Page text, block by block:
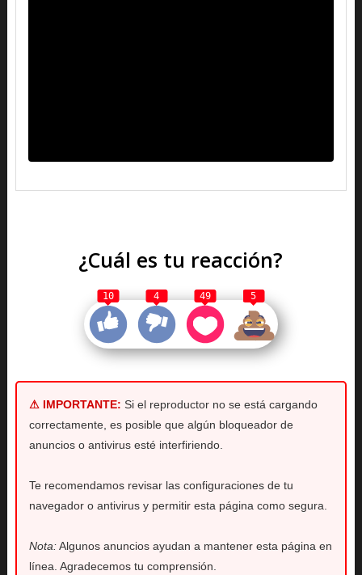
¿Cuál es tu reacción?
10 4 49 5
⚠ IMPORTANTE: Si el reproductor no se está cargando
correctamente, es posible que algún bloqueador de
anuncios o antivirus esté interfiriendo.
Te recomendamos revisar las configuraciones de tu
navegador o antivirus y permitir esta página como segura.
Nota:Algunos anuncios ayudan a mantener esta página en
línea. Agradecemos tu comprensión.